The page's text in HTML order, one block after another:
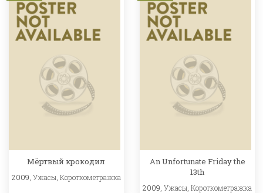
Мёртвый крокодил
2009, Ужасы Короткометражка
An Unfortunate Friday the
13th
2009,Ужасы ,Короткометражка